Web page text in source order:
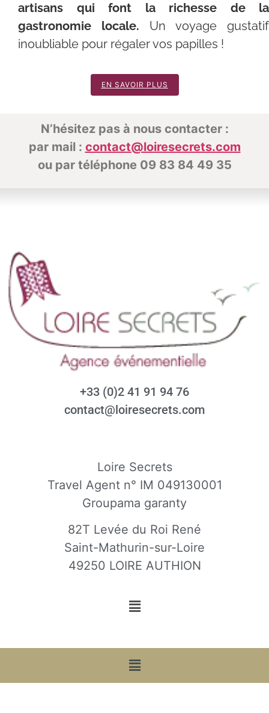
artisans qui font la richesse de la
gastronomie locale. Un voyage gustatif
inoubliable pour régaler vos papilles !
EN SAVOIR PLUS
N’hésitez pas à nous contacter :
par mail : contact@loiresecrets.com
ou par téléphone 09 83 84 49 35
+33 (0)2 41 91 94 76
contact@loiresecrets.com
Loire Secrets
Travel Agent n° IM 049130001
Groupama garanty
82T Levée du Roi René
Saint-Mathurin-sur-Loire
49250 LOIRE AUTHION